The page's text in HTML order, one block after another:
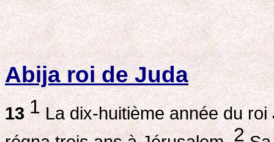
Abija roi de Juda
13 1La dix-huitième année du
2